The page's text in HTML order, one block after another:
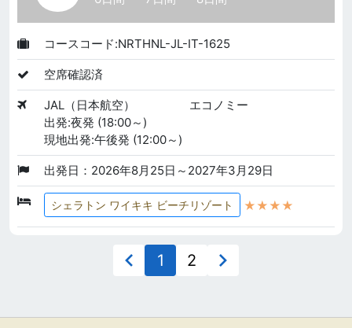
コースコード:NRTHNL-JL-IT-1625
空席確認済
JAL（日本航空）
エコノミー
出発:夜発 (18:00～)
現地出発:午後発 (12:00～)
出発日：2026年8月25日～2027年3月29日
シェラトン ワイキキ ビーチリゾート ★★★★
1 2